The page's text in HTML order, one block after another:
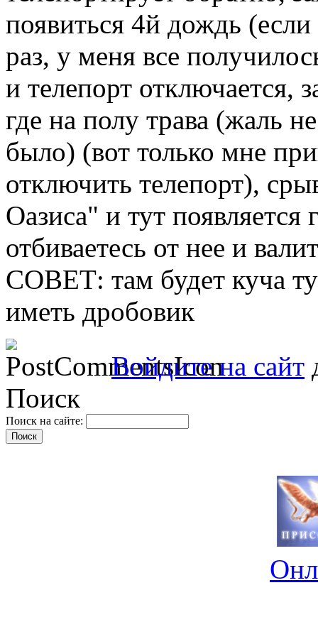
появиться 4й дождь
раз, у меня все
и телепорт отключается,
где на полу трава (жаль
было) (вот только мне
отключить телепорт),
Оазиса" и тут появляется
отбиваетесь от нее и
СОВЕТ: там будет куча
иметь дробовик
Войдите на сайт
Поиск
Поиск на сайте: